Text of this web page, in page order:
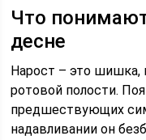
Что
десне
Нарост – это шишка,
ротовой полости.
предшествующих
надавливании он